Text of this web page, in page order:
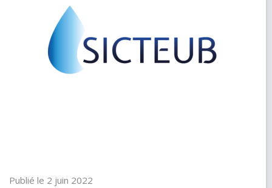
Publié le 2 juin 2022